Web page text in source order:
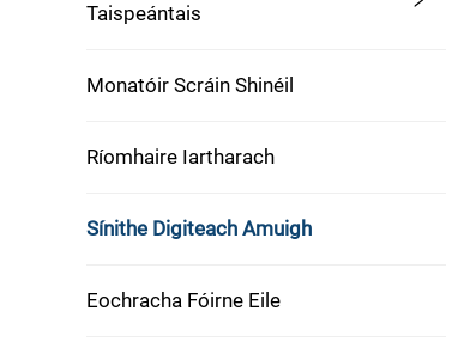
Taispeántais
Monatóir Scráin Shinéil
Ríomhaire Iartharach
Sínithe Digiteach Amuigh
Eochracha Fóirne Eile